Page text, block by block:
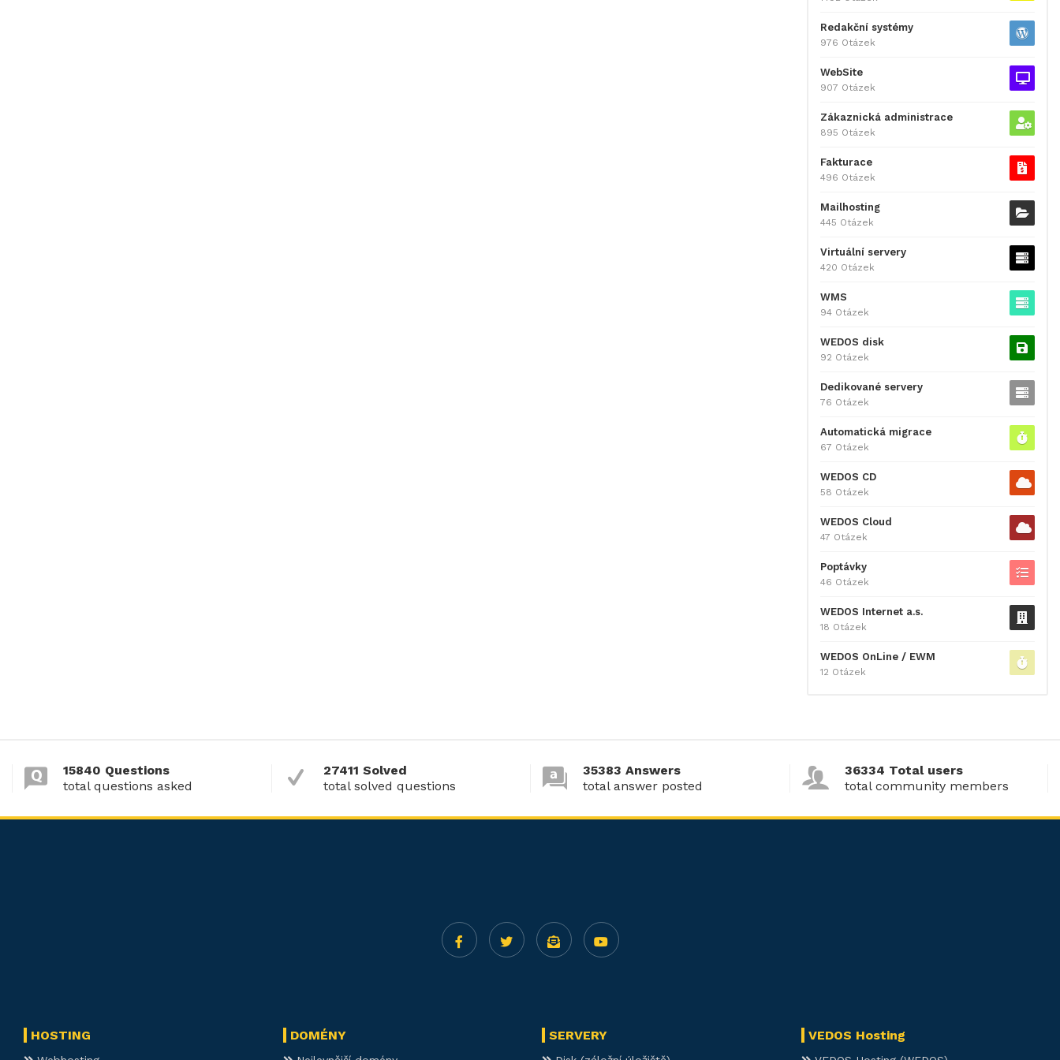
Redakční systémy
976 Otázek
WebSite
907 Otázek
Zákaznická administrace
895 Otázek
Fakturace
496 Otázek
Mailhosting
445 Otázek
Virtuální servery
420 Otázek
WMS
94 Otázek
WEDOS disk
92 Otázek
Dedikované servery
76 Otázek
Automatická migrace
67 Otázek
WEDOS CD
58 Otázek
WEDOS Cloud
47 Otázek
Poptávky
46 Otázek
WEDOS Internet a.s.
18 Otázek
WEDOS OnLine / EWM
12 Otázek
15840 Questions
total questions asked
27411 Solved
total solved questions
35383 Answers
total answer posted
36334 Total users
total community members
HOSTING DOMÉNY SERVERY VEDOS Hosting